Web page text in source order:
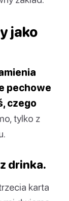
jako
pechowe
czego
tylko z
drinka.
karta